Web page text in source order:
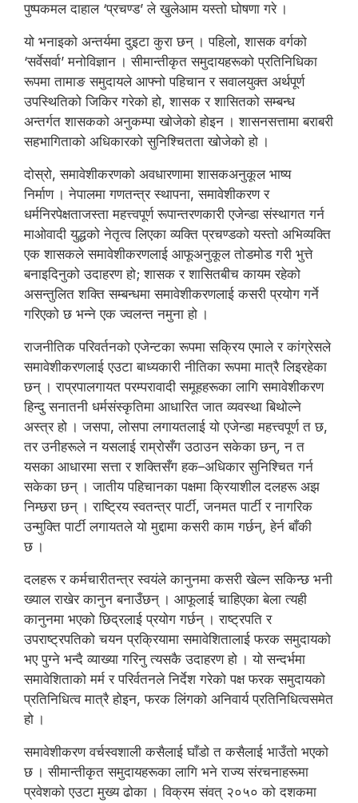
पुष्पकमल दाहाल ‘प्रचण्ड’ ले खुलेआम यस्तो घोषणा गरे ।
यो भनाइको अन्तर्यमा दुइटा कुरा छन् । पहिलो, शासक वर्गको
‘सर्वेसर्वा’ मनोविज्ञान । सीमान्तीकृत समुदायहरूको प्रतिनिधिका
रूपमा तामाङ समुदायले आफ्नो पहिचान र सवालयुक्त अर्थपूर्ण
उपस्थितिको जिकिर गरेको हो, शासक र शासितको सम्बन्ध
अन्तर्गत शासकको अनुकम्पा खोजेको होइन । शासनसत्तामा बराबरी
सहभागिताको अधिकारको सुनिश्चितता खोजेको हो ।
दोस्रो, समावेशीकरणको अवधारणामा शासकअनुकूल भाष्य
निर्माण । नेपालमा गणतन्त्र स्थापना, समावेशीकरण र
धर्मनिरपेक्षताजस्ता महत्त्वपूर्ण रूपान्तरणकारी एजेन्डा संस्थागत गर्न
माओवादी युद्धको नेतृत्व लिएका व्यक्ति प्रचण्डको यस्तो अभिव्यक्ति
एक शासकले समावेशीकरणलाई आफूअनुकूल तोडमोड गरी भुत्ते
बनाइदिनुको उदाहरण हो; शासक र शासितबीच कायम रहेको
असन्तुलित शक्ति सम्बन्धमा समावेशीकरणलाई कसरी प्रयोग गर्ने
गरिएको छ भन्ने एक ज्वलन्त नमुना हो ।
राजनीतिक परिवर्तनको एजेन्टका रूपमा सक्रिय एमाले र कांग्रेसले
समावेशीकरणलाई एउटा बाध्यकारी नीतिका रूपमा मात्रै लिइरहेका
छन् । राप्रपालगायत परम्परावादी समूहहरूका लागि समावेशीकरण
हिन्दु सनातनी धर्मसंस्कृतिमा आधारित जात व्यवस्था बिथोल्ने
अस्त्र हो । जसपा, लोसपा लगायतलाई यो एजेन्डा महत्त्वपूर्ण त छ,
तर उनीहरूले न यसलाई राम्रोसँग उठाउन सकेका छन्, न त
यसका आधारमा सत्ता र शक्तिसँग हक–अधिकार सुनिश्चित गर्न
सकेका छन् । जातीय पहिचानका पक्षमा क्रियाशील दलहरू अझ
निम्छरा छन् । राष्ट्रिय स्वतन्त्र पार्टी, जनमत पार्टी र नागरिक
उन्मुक्ति पार्टी लगायतले यो मुद्दामा कसरी काम गर्छन्, हेर्न बाँकी
छ ।
दलहरू र कर्मचारीतन्त्र स्वयंले कानुनमा कसरी खेल्न सकिन्छ भनी
ख्याल राखेर कानुन बनाउँछन् । आफूलाई चाहिएका बेला त्यही
कानुनमा भएको छिद्रलाई प्रयोग गर्छन् । राष्ट्रपति र
उपराष्ट्रपतिको चयन प्रक्रियामा समावेशितालाई फरक समुदायको
भए पुग्ने भन्दै व्याख्या गरिनु त्यसकै उदाहरण हो । यो सन्दर्भमा
समावेशिताको मर्म र परिर्वतनले निर्देश गरेको पक्ष फरक समुदायको
प्रतिनिधित्व मात्रै होइन, फरक लिंगको अनिवार्य प्रतिनिधित्वसमेत
हो ।
समावेशीकरण वर्चस्वशाली कसैलाई घाँडो त कसैलाई भाउँतो भएको
छ । सीमान्तीकृत समुदायहरूका लागि भने राज्य संरचनाहरूमा
प्रवेशको एउटा मुख्य ढोका । विक्रम संवत् २०५० को दशकमा